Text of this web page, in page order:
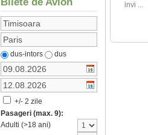
Bilete de Avion
dus-intors dus
+/- 2 zile
Pasageri (max. 9):
Adulti (>18 ani)
invi ...